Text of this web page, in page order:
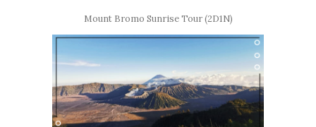
Mount Bromo Sunrise Tour (2D1N)